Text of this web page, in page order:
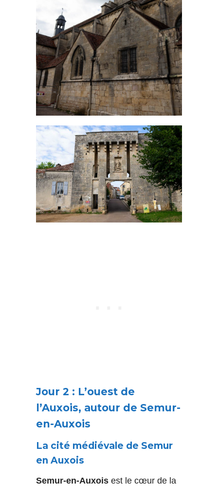
Jour 2 : L’ouest de
l’Auxois, autour de Semur-
en-Auxois
La cité médiévale de Semur
en Auxois
Semur-en-Auxois est le cœur de la